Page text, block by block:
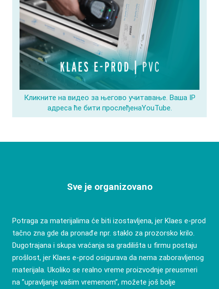
Кликните на видео за његово учитавање. Ваша IP
адреса ће бити прослеђенаYouTube.
Sve je organizovano
Potraga za materijalima će biti izostavljena, jer Klaes e-prod
tačno zna gde da pronađe npr. staklo za prozorsko krilo.
Dugotrajana i skupa vraćanja sa gradilišta u firmu postaju
prošlost, jer Klaes e-prod osigurava da nema zaboravljenog
materijala. Ukoliko se realno vreme proizvodnje preusmeri
na ”upravljanje vašim vremenom”, možete još bolje